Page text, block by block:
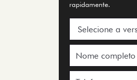
rapidamente.